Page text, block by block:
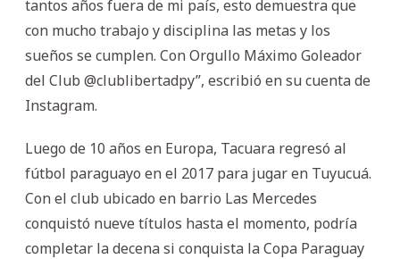
tantos años fuera de mi país, esto demuestra que
con mucho trabajo y disciplina las metas y los
sueños se cumplen. Con Orgullo Máximo Goleador
del Club @clublibertadpy”, escribió en su cuenta de
Instagram.
Luego de 10 años en Europa, Tacuara regresó al
fútbol paraguayo en el 2017 para jugar en Tuyucuá.
Con el club ubicado en barrio Las Mercedes
conquistó nueve títulos hasta el momento, podría
completar la decena si conquista la Copa Paraguay